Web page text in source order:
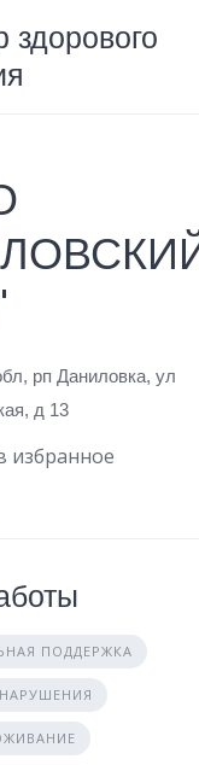
здорового
рп Даниловка, ул
д 13
избранное
ПОДДЕРЖКА